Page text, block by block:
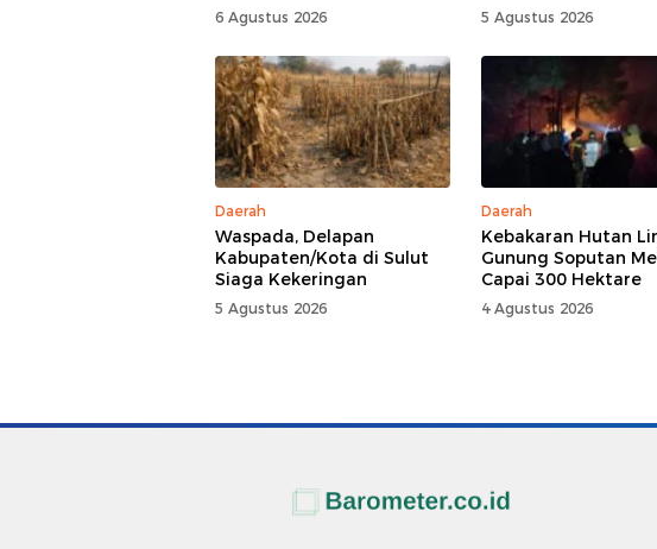
6 Agustus 2026 5 Agustus 2026
Daerah
Waspada, Delapan
Kabupaten/Kota di Sulut
Siaga Kekeringan
5 Agustus 2026
Daerah
Kebakaran Hutan
Gunung Soputan
Capai 300 Hektare
4 Agustus 2026